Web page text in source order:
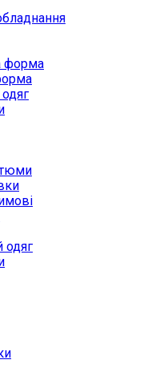
форма
одяг